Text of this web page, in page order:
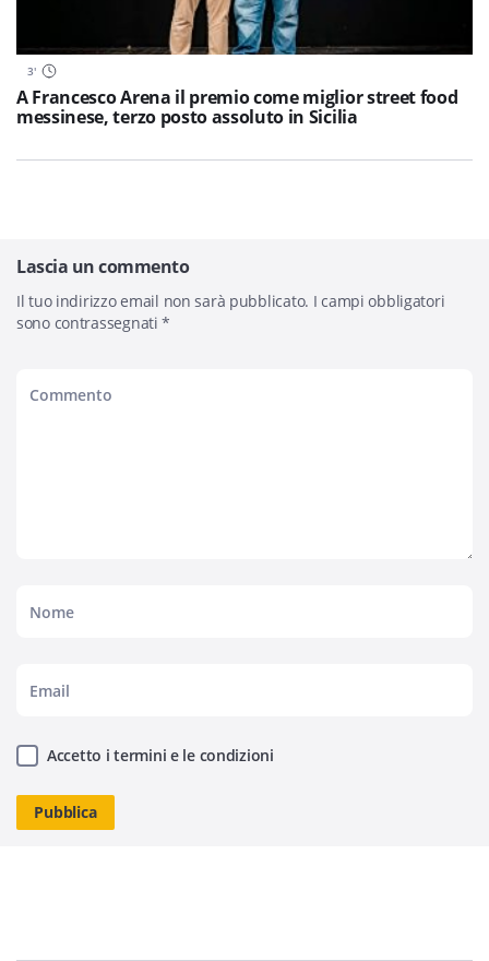
3'
A Francesco Arena il premio come miglior street food
messinese, terzo posto assoluto in Sicilia
Lascia un commento
Il tuo indirizzo email non sarà pubblicato. I campi obbligatori
sono contrassegnati*
Accetto i termini e le condizioni